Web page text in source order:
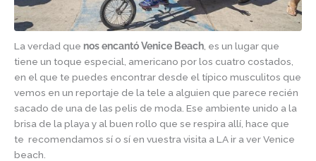
La verdad que nos encantó Venice Beach , es un lugar que
tiene un toque especial, americano por los cuatro costados,
en el que te puedes encontrar desde el típico musculitos que
vemos en un reportaje de la tele a alguien que parece recién
sacado de una de las pelis de moda. Ese ambiente unido a la
brisa de la playa y al buen rollo que se respira allí, hace que
te recomendamos sí o sí en vuestra visita a LA ir a ver Venice
beach.